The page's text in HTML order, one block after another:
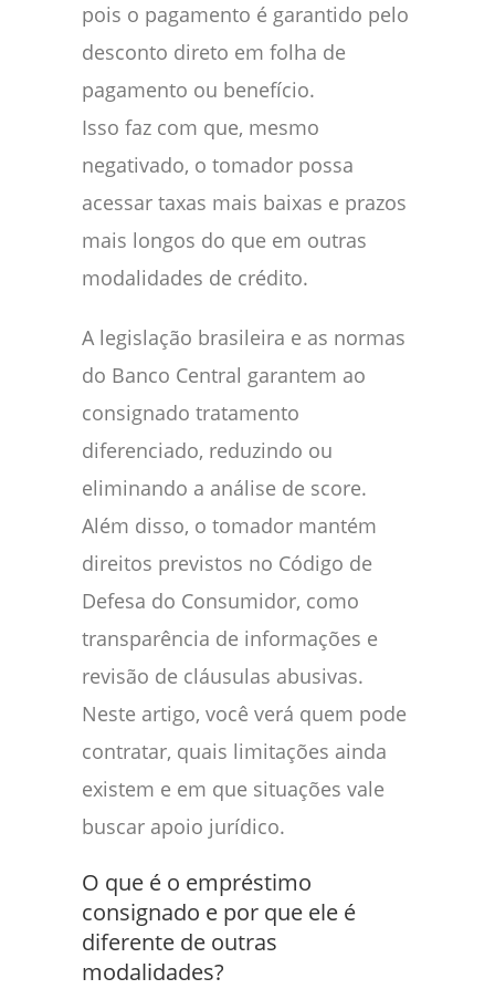
pois o pagamento é garantido pelo
desconto direto em folha de
pagamento ou benefício.
Isso faz com que, mesmo
negativado, o tomador possa
acessar taxas mais baixas e prazos
mais longos do que em outras
modalidades de crédito.
A legislação brasileira e as normas
do Banco Central garantem ao
consignado tratamento
diferenciado, reduzindo ou
eliminando a análise de score.
Além disso, o tomador mantém
direitos previstos no Código de
Defesa do Consumidor, como
transparência de informações e
revisão de cláusulas abusivas.
Neste artigo, você verá quem pode
contratar, quais limitações ainda
existem e em que situações vale
buscar apoio jurídico.
O que é o empréstimo
consignado e por que ele é
diferente de outras
modalidades?